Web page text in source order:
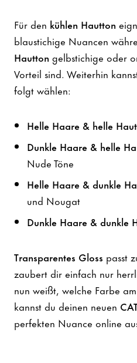
Für den kühlen Hautton
blaustichige Nuancen
Hautton gelbstichige oder
Vorteil sind. Weiterhin
folgt wählen:
Helle Haare & helle Haut
Dunkle Haare & helle
Nude Töne
Helle Haare & dunkle
und Nougat
Dunkle Haare & dunkle
Transparentes Gloss passt
zaubert dir einfach nur
nun weißt, welche Farbe
kannst du deinen neuen
perfekten Nuance online